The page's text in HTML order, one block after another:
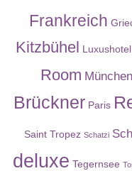
Frankreich
Kitzbühel Luxushotel
Room München
Brückner Paris
Saint Tropez Schatzi
deluxe Tegernsee